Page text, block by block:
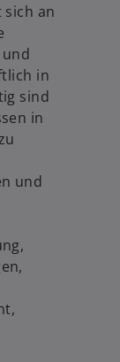
an
in
sind
in
und